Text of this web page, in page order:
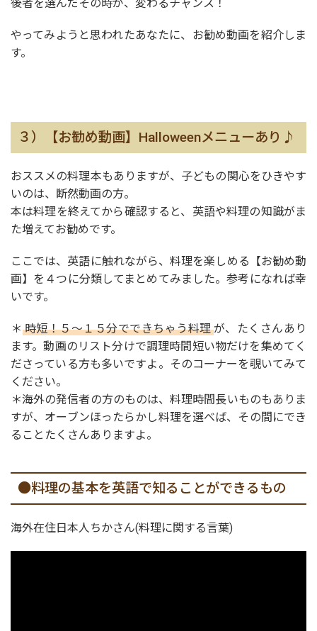
後者を選んだその時が、変わるチャンス！
やってみようと思われたあなたに、お勧め動画を紹介しま
す。
３）【お勧め動画】Halloweenメニューあり♪
おススメの料理本もありますが、子どもの関心をひきやす
いのは、断然動画の方。
本は料理を終えてから確認すると、英語や料理の知識がま
た増えてお勧めです。
ここでは、英語に触れながら、料理を楽しめる【お勧め動
画】を４つに分類してまとめてみました。参考になれば幸
いです。
＊ 時短！５～１５分でできちゃう料理が、たくさんあり
ます。動画のリスト分けで調理時間短い物だけを集めてく
ださっている方も多いですよ。そのコーナーを覗いてみて
ください。
＊海外の発信者の方のものは、料理時間長いものもありま
すが、オーブンほったらかし料理を選べば、その間にでき
ることたくさんありますよ。
●料理の基本を英語で知ることができるもの
海外在住日本人ちかさん(料理に関する言葉)